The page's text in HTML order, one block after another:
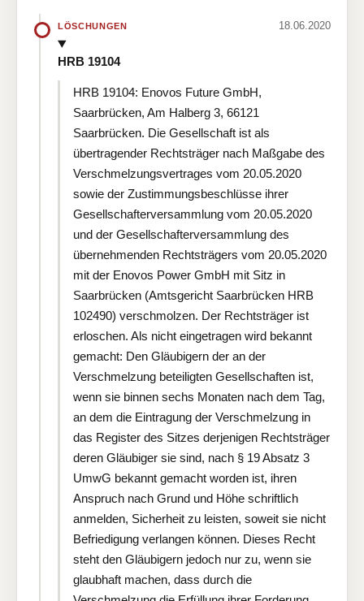
LÖSCHUNGEN 18.06.2020
HRB 19104
HRB 19104: Enovos Future GmbH,
Saarbrücken, Am Halberg 3, 66121
Saarbrücken. Die Gesellschaft ist als
übertragender Rechtsträger nach Maßgabe des
Verschmelzungsvertrages vom 20.05.2020
sowie der Zustimmungsbeschlüsse ihrer
Gesellschafterversammlung vom 20.05.2020
und der Gesellschafterversammlung des
übernehmenden Rechtsträgers vom 20.05.2020
mit der Enovos Power GmbH mit Sitz in
Saarbrücken (Amtsgericht Saarbrücken HRB
102490) verschmolzen. Der Rechtsträger ist
erloschen. Als nicht eingetragen wird bekannt
gemacht: Den Gläubigern der an der
Verschmelzung beteiligten Gesellschaften ist,
wenn sie binnen sechs Monaten nach dem Tag,
an dem die Eintragung der Verschmelzung in
das Register des Sitzes derjenigen Rechtsträger
deren Gläubiger sie sind, nach § 19 Absatz 3
UmwG bekannt gemacht worden ist, ihren
Anspruch nach Grund und Höhe schriftlich
anmelden, Sicherheit zu leisten, soweit sie nicht
Befriedigung verlangen können. Dieses Recht
steht den Gläubigern jedoch nur zu, wenn sie
glaubhaft machen, dass durch die